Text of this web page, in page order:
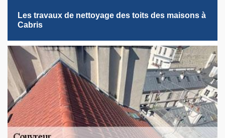
Les travaux de nettoyage des toits des maisons à
Cabris